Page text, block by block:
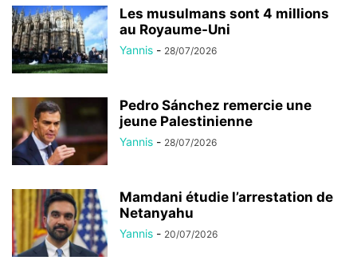
Les musulmans sont 4 millions
au Royaume-Uni
Yannis - 28/07/2026
Pedro Sánchez remercie une
jeune Palestinienne
Yannis - 28/07/2026
Mamdani étudie l’arrestation de
Netanyahu
Yannis - 20/07/2026